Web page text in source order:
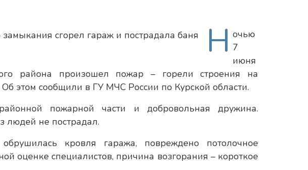
Н очью
7
июня
района произошел пожар – горели строения на
этом сообщили в ГУ МЧС России по Курской области.
пожарной части и добровольная дружина.
людей не пострадал.
кровля гаража, повреждено потолочное
оценке специалистов, причина возгорания – короткое